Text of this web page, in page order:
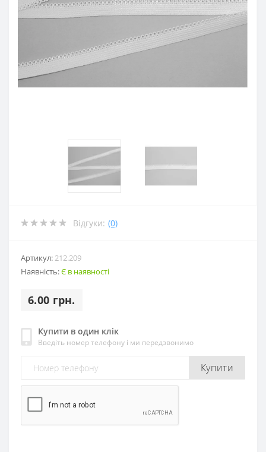
Відгуки: (0)
Артикул:212.209
Наявність:Є в наявності
6.00 грн.
Купити в один клік
Введіть номер телефону і ми передзвонимо
Купити